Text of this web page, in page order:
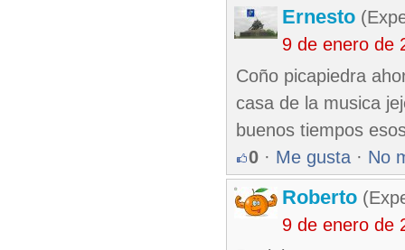
Ernesto
9 de enero de
Coño picapiedra
casa de la musica
buenos tiempos
0 · Me gusta · No
Roberto
9 de enero de